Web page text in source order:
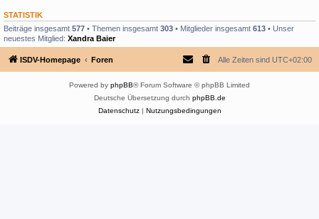
STATISTIK
Beiträge insgesamt 577 • Themen insgesamt 303 • Mitglieder insgesamt 613 • Unser
neuestes Mitglied: Xandra Baier
ISDV-Homepage Foren Alle Zeiten sind UTC+02:00
Powered by phpBB® Forum Software © phpBB Limited
Deutsche Übersetzung durch phpBB.de
Datenschutz| Nutzungsbedingungen